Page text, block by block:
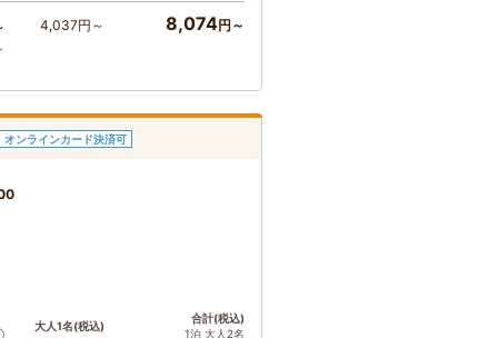
4,037円～ 8,074円～
オンラインカード決済可
大人1名(税込)
合計(税込)
1泊 大人2名